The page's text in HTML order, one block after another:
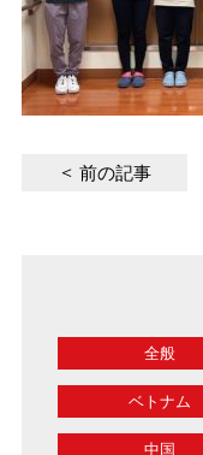
前の記事
全般
ベトナム
中国